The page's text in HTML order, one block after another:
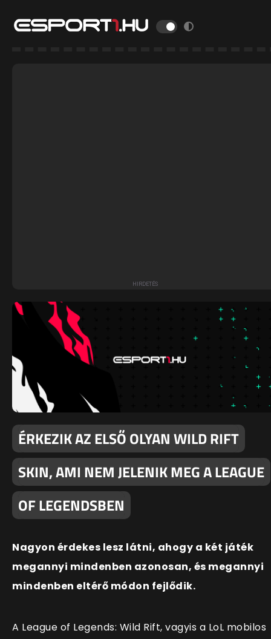
ÉRKEZIK AZ ELSŐ OLYAN WILD RIFT
SKIN, AMI NEM JELENIK MEG A LEAGUE
OF LEGENDSBEN
Nagyon érdekes lesz látni, ahogy a két játék
megannyi mindenben azonosan, és megannyi
mindenben eltérő módon fejlődik.
A League of Legends: Wild Rift, vagyis a LoL mobilos